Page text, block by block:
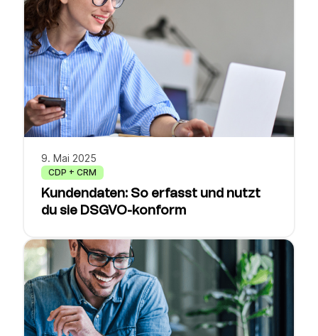
9. Mai 2025
CDP + CRM
Kundendaten: So erfasst und nutzt
du sie DSGVO-konform